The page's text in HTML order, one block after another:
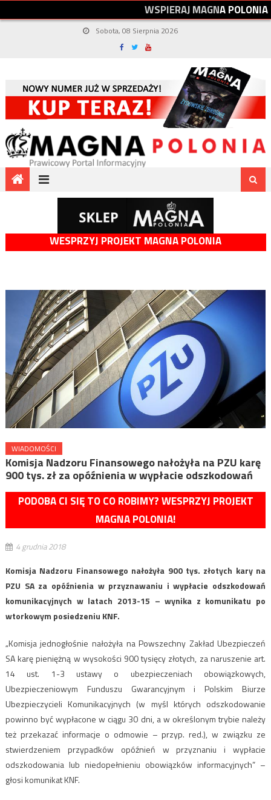
WSPIERAJMAGNAPOLONIA
Sobota, 08 Sierpnia 2026
WESPRZYJ PROJEKT MAGNA POLONIA
WIADOMOŚCI
Komisja Nadzoru Finansowego nałożyła na PZU karę
900 tys. zł za opóźnienia w wypłacie odszkodowań
PODOBA CI SIĘ TO CO ROBIMY? WESPRZYJ PROJEKT
MAGNA POLONIA!
4 grudnia 2018
Komisja Nadzoru Finansowego nałożyła 900 tys. złotych kary na
PZU SA za opóźnienia w przyznawaniu i wypłacie odszkodowań
komunikacyjnych w latach 2013-15 – wynika z komunikatu po
wtorkowym posiedzeniu KNF.
„Komisja jednogłośnie nałożyła na Powszechny Zakład Ubezpieczeń
SA karę pieniężną w wysokości 900 tysięcy złotych, za naruszenie art.
14 ust. 1-3 ustawy o ubezpieczeniach obowiązkowych,
Ubezpieczeniowym Funduszu Gwarancyjnym i Polskim Biurze
Ubezpieczycieli Komunikacyjnych (w myśl których odszkodowanie
powinno być wypłacone w ciągu 30 dni, a w określonym trybie należy
też przekazać informacje o odmowie – przyp. red.), w związku ze
stwierdzeniem przypadków opóźnień w przyznaniu i wypłacie
odszkodowania lub niedopełnieniu obowiązków informacyjnych” –
głosi komunikat KNF.